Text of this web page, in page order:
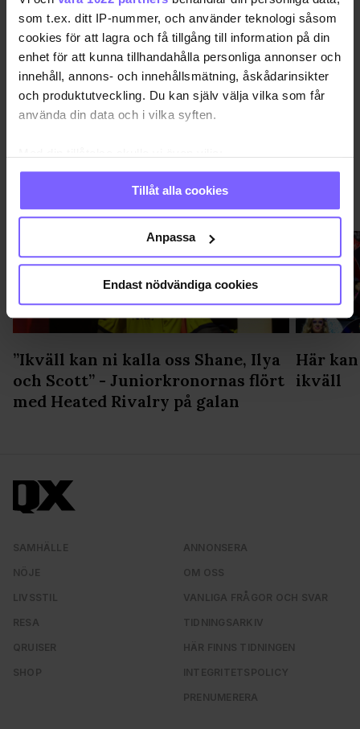
som t.ex. ditt IP-nummer, och använder teknologi såsom
cookies för att lagra och få tillgång till information på din
enhet för att kunna tillhandahålla personliga annonser och
innehåll, annons- och innehållsmätning, åskådarinsikter
och produktutveckling. Du kan själv välja vilka som får
använda din data och i vilka syften.
Samla in information om din geografiska plats
som kan ha en noggrannhet på upp till flera meter
Identifiera din enhet genom att aktivt skanna den
för specifika kännetecken (fingeravtryck)
Ta reda på mer om hur dina personliga uppgifter
Du kan ändra eller dra tillbaka ditt samtycke när som
helst från cookie-förklaringen.
Vi använder enhetsidentifierare för att anpassa innehållet
och annonserna till användarna, tillhandahålla funktioner
för sociala medier och analysera vår trafik. Vi
vidarebefordrar även sådana identifierare och annan
information som du har tillhandahållit eller som de har
samlat in när du har använt deras tjänster. Du godkänner
Tillåt alla cookies
Anpassa
Endast nödvändiga cookies
QX GAYGALA QX GAYGALA 2018 RÖDA MATTAN
DELA DEN HÄR ARTIKELN
”Ikväll kan ni kalla oss Shane, Ilya
och Scott” - Juniorkronornas flört
med Heated Rivalry på galan
Här
ikväll
SAMHÄLLE
NÖJE
LIVSSTIL
RESA
QRUISER
SHOP
ANNONSERA
OM OSS
VANLIGA FRÅGOR OCH SVAR
TIDNINGSARKIV
HÄR FINNS TIDNINGEN
INTEGRITETSPOLICY
PRENUMERERA